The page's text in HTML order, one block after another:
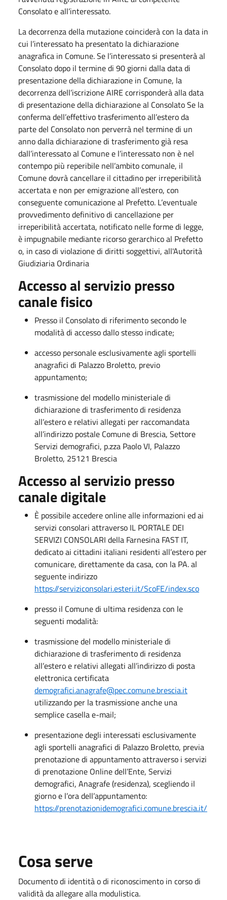
Consolato e all’interessato.
La decorrenza della mutazione coinciderà con la data in
cui l’interessato ha presentato la dichiarazione
anagrafica in Comune. Se l’interessato si presenterà al
Consolato dopo il termine di 90 giorni dalla data di
presentazione della dichiarazione in Comune, la
decorrenza dell’iscrizione AIRE corrisponderà alla data
di presentazione della dichiarazione al Consolato Se la
conferma dell’effettivo trasferimento all’estero da
parte del Consolato non perverrà nel termine di un
anno dalla dichiarazione di trasferimento già resa
dall’interessato al Comune e l’interessato non è nel
contempo più reperibile nell’ambito comunale, il
Comune dovrà cancellare il cittadino per irreperibilità
accertata e non per emigrazione all’estero, con
conseguente comunicazione al Prefetto. L’eventuale
provvedimento definitivo di cancellazione per
irreperibilità accertata, notificato nelle forme di legge,
è impugnabile mediante ricorso gerarchico al Prefetto
o, in caso di violazione di diritti soggettivi, all'Autorità
Giudiziaria Ordinaria
Accesso al servizio presso
canale fisico
Presso il Consolato di riferimento secondo le
modalità di accesso dallo stesso indicate;
accesso personale esclusivamente agli sportelli
anagrafici di Palazzo Broletto, previo
appuntamento;
trasmissione del modello ministeriale di
dichiarazione di trasferimento di residenza
all’estero e relativi allegati per raccomandata
all’indirizzo postale Comune di Brescia, Settore
Servizi demografici, p.zza Paolo VI, Palazzo
Broletto, 25121 Brescia
Accesso al servizio presso
canale digitale
È possibile accedere online alle informazioni ed ai
servizi consolari attraverso IL PORTALE DEI
SERVIZI CONSOLARI della Farnesina FAST IT,
dedicato ai cittadini italiani residenti all’estero per
comunicare, direttamente da casa, con la PA. al
seguente indirizzo
https://serviziconsolari.esteri.it/ScoFE/index.sco
presso il Comune di ultima residenza con le
seguenti modalità:
trasmissione del modello ministeriale di
dichiarazione di trasferimento di residenza
all’estero e relativi allegati all’indirizzo di posta
elettronica certificata
demografici.anagrafe@pec.comune.brescia.it
utilizzando per la trasmissione anche una
semplice casella e-mail;
presentazione degli interessati esclusivamente
agli sportelli anagrafici di Palazzo Broletto, previa
prenotazione di appuntamento attraverso i servizi
di prenotazione Online dell’Ente, Servizi
demografici, Anagrafe (residenza), scegliendo il
giorno e l’ora dell’appuntamento:
https://prenotazionidemografici.comune.brescia.it/
Cosa serve
Documento di identità o di riconoscimento in corso di
validità da allegare alla modulistica.